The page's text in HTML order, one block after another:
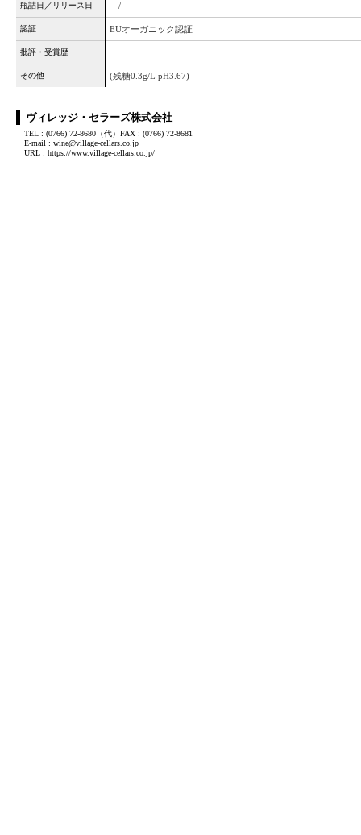
瓶詰日／リリース日 /
認証 EUオーガニック認証
批評・受賞歴
その他 (残糖0.3g/L pH3.67)
ヴィレッジ・セラーズ株式会社
TEL : (0766) 72-8680（代）FAX : (0766) 72-8681
E-mail : wine@village-cellars.co.jp
URL : https://www.village-cellars.co.jp/